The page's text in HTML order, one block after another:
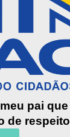
pai que
de respeito